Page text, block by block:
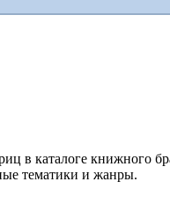
в каталоге книжного
тематики и жанры.